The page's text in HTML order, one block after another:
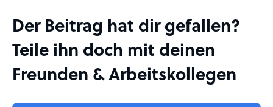
Der Beitrag hat dir gefallen?
Teile ihn doch mit deinen
Freunden & Arbeitskollegen